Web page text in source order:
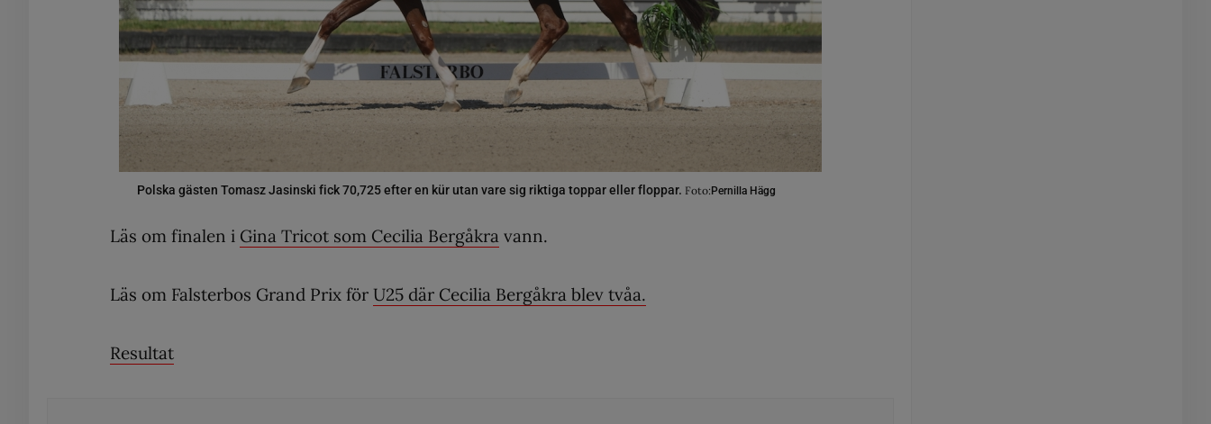
Polska gästen Tomasz Jasinski fick 70,725 efter en kür utan vare sig riktiga toppar eller floppar. Foto: Pernilla Hägg
Läs om finalen i Gina Tricot som Cecilia Bergåkra vann.
Läs om Falsterbos Grand Prix för U25 där Cecilia Bergåkra blev tvåa.
Resultat